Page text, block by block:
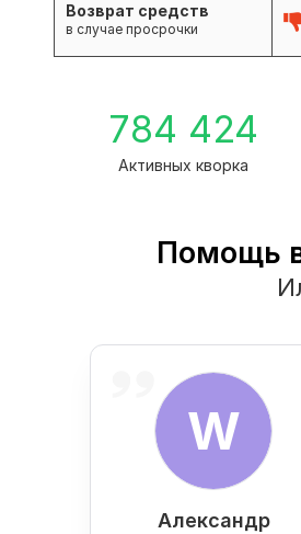
Возврат средств
в случае просрочки
784 424
Активных кворка
Помощь
W
Александр